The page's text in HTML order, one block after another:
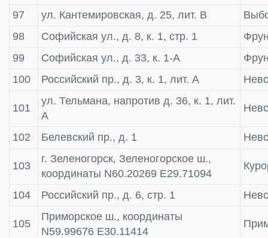
97 ул. Кантемировская, д. 25, лит. В
98
Софийская ул., д. 8, к. 1, стр. 1
99
Софийская ул., д. 33, к. 1-А
100
Российский пр., д. 3, к. 1, лит. А
101
ул. Тельмана, напротив д. 36, к. 1, лит.
А
102 Белевский пр., д. 1
103
г. Зеленогорск, Зеленогорское ш.,
координаты N60.20269 E29.71094
104 Российский пр., д. 6, стр. 1
105
Приморское ш., координаты
N59.99676 E30.11414